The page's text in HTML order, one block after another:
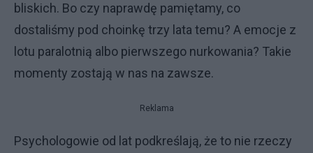
bliskich. Bo czy naprawdę pamiętamy, co
dostaliśmy pod choinkę trzy lata temu? A emocje z
lotu paralotnią albo pierwszego nurkowania? Takie
momenty zostają w nas na zawsze.
Reklama
Psychologowie od lat podkreślają, że to nie rzeczy